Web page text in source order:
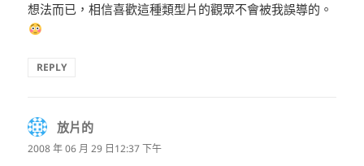
想法而已，相信喜歡這種類型片的觀眾不會被我誤導的。
REPLY
放片的
示:
2008 年 06 月 29 日12:37 下午